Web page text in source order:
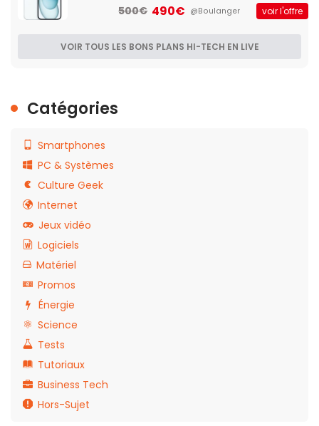
500€ 490€ @Boulanger voir l'offre
VOIR TOUS LES BONS PLANS HI-TECH EN LIVE
Catégories
Smartphones
PC & Systèmes
Culture Geek
Internet
Jeux vidéo
Logiciels
Matériel
Promos
Énergie
Science
Tests
Tutoriaux
Business Tech
Hors-Sujet